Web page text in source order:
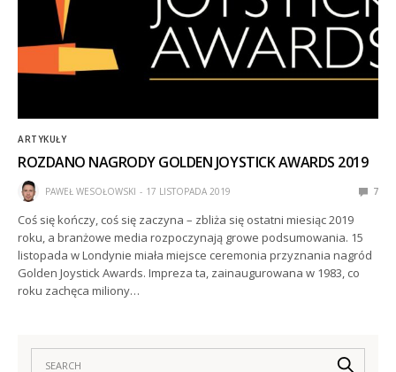
ARTYKUŁY
ROZDANO NAGRODY GOLDEN JOYSTICK AWARDS 2019
PAWEŁ WESOŁOWSKI 17 LISTOPADA 2019 7
Coś się kończy, coś się zaczyna – zbliża się ostatni miesiąc 2019
roku, a branżowe media rozpoczynają growe podsumowania. 15
listopada w Londynie miała miejsce ceremonia przyznania nagród
Golden Joystick Awards. Impreza ta, zainaugurowana w 1983, co
roku zachęca miliony…